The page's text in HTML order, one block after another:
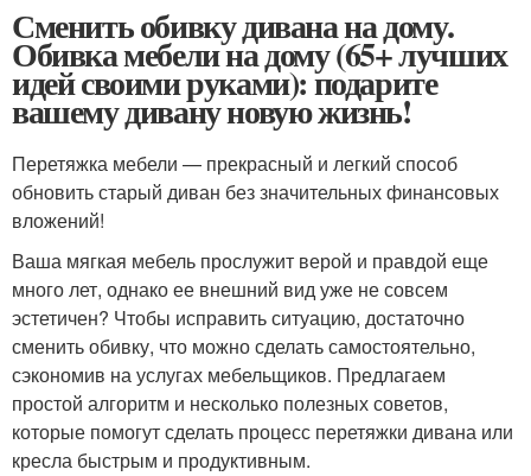
Сменить обивку дивана на дому.
Обивка мебели на дому (65+ лучших
идей своими руками): подарите
вашему дивану новую жизнь!
Перетяжка мебели — прекрасный и легкий способ
обновить старый диван без значительных финансовых
вложений!
Ваша мягкая мебель прослужит верой и правдой еще
много лет, однако ее внешний вид уже не совсем
эстетичен? Чтобы исправить ситуацию, достаточно
сменить обивку, что можно сделать самостоятельно,
сэкономив на услугах мебельщиков. Предлагаем
простой алгоритм и несколько полезных советов,
которые помогут сделать процесс перетяжки дивана или
кресла быстрым и продуктивным.